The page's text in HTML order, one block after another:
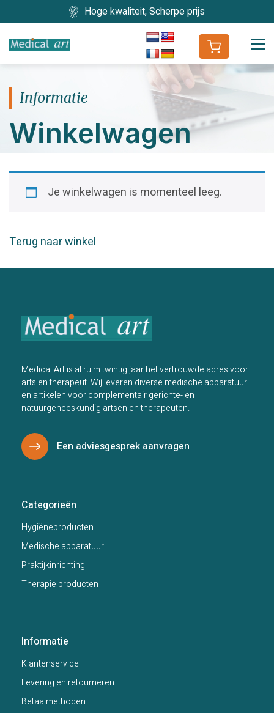
Hoge kwaliteit, Scherpe prijs
Informatie
Winkelwagen
Je winkelwagen is momenteel leeg.
Terug naar winkel
Medical Art is al ruim twintig jaar het vertrouwde adres voor
arts en therapeut. Wij leveren diverse medische apparatuur
en artikelen voor complementair gerichte- en
natuurgeneeskundig artsen en therapeuten.
Een adviesgesprek aanvragen
Categorieën
Hygiëneproducten
Medische apparatuur
Praktijkinrichting
Therapie producten
Informatie
Klantenservice
Levering en retourneren
Betaalmethoden